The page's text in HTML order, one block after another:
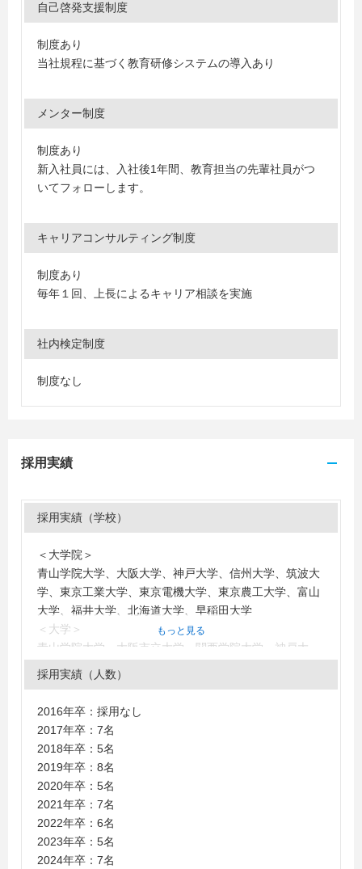
自己啓発支援制度
制度あり
当社規程に基づく教育研修システムの導入あり
メンター制度
制度あり
新入社員には、入社後1年間、教育担当の先輩社員がつ
いてフォローします。
キャリアコンサルティング制度
制度あり
毎年１回、上長によるキャリア相談を実施
社内検定制度
制度なし
採用実績
採用実績（学校）
＜大学院＞
青山学院大学、大阪大学、神戸大学、信州大学、筑波大
学、東京工業大学、東京電機大学、東京農工大学、富山
大学、福井大学、北海道大学、早稲田大学
＜大学＞
青山学院大学、大阪市立大学、関西学院大学、神戸大
学、滋賀大学、芝浦工業大学、千葉工業大学、電気通信
大学、東京大学、東京電機大学、東京農工大学、東洋大
学、長岡技術科学大学、広島市立大学、法政大学、明治
大学、早稲田大学
＜短大・高専・専門学校＞
日本工学院専門学校
もっと見る
採用実績（人数）
2016年卒：採用なし
2017年卒：7名
2018年卒：5名
2019年卒：8名
2020年卒：5名
2021年卒：7名
2022年卒：6名
2023年卒：5名
2024年卒：7名